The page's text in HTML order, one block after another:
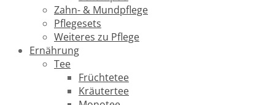
Zahn- & Mundpflege
Pflegesets
Weiteres zu Pflege
Ernährung
Tee
Früchtetee
Kräutertee